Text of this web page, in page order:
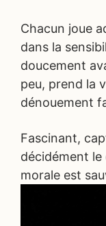
Chacun joue
dans la
doucement
peu, prend la
dénouement
Fascinant,
décidément le
morale est